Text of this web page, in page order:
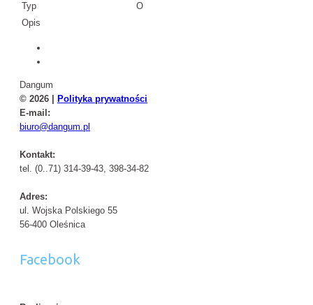
Typ
O
Opis
Dangum
© 2026 |
Polityka prywatności
E-mail:
biuro@dangum.pl
Kontakt:
tel. (0..71) 314-39-43, 398-34-82
Adres:
ul. Wojska Polskiego 55
56-400 Oleśnica
Facebook